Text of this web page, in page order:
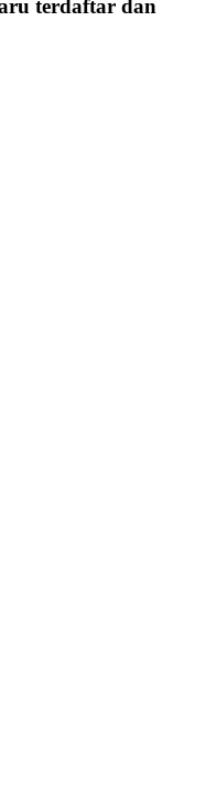
kepentingan fleksibel
pasif
terdaftar dan